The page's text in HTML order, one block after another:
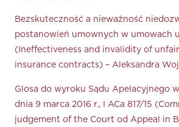
Bezskuteczność a nieważność
postanowień umownych w umowach
(Ineffectiveness and invalidity of
insurance contracts) – Aleksandra
Glosa do wyroku Sądu Apelacyjnego
dnia 9 marca 2016 r., I ACa 817/15
judgement of the Court od Appeal in